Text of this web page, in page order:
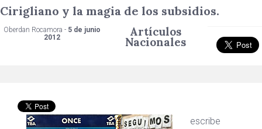
Cirigliano y la magia de los subsidios.
Oberdan Rocamora - 5 de junio
2012
Artículos
Nacionales
escribe